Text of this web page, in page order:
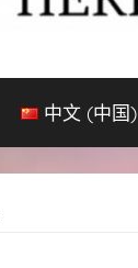
中文 (中国)